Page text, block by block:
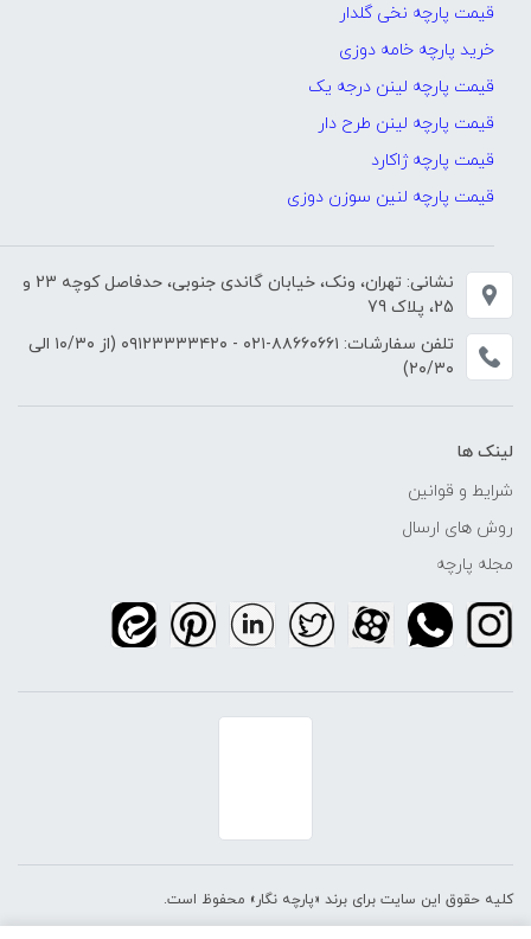
قیمت پارچه نخی گلدار
خرید پارچه خامه دوزی
قیمت پارچه لینن درجه یک
قیمت پارچه لینن طرح دار
قیمت پارچه ژاکارد
قیمت پارچه لنین سوزن دوزی
نشانی: تهران، ونک، خیابان گاندی جنوبی، حدفاصل کوچه 23 و
25، پلاک 79
تلفن سفارشات: ۸۸۶۶۰۶۶۱-۰۲۱ - ۰۹۱۲۳۳۳۳۴۲۰
(از ۱۰/۳۰ الی
۲۰/۳۰)
لینک ها
شرایط و قوانین
روش های ارسال
مجله پارچه
کلیه حقوق این سایت برای برند «پارچه نگار» محفوظ است.